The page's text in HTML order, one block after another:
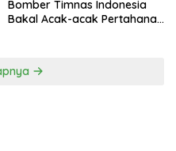
Bomber Timnas Indonesia
Bakal Acak-acak Pertahanan